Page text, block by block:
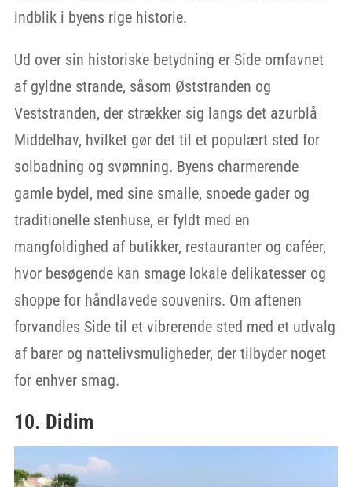
indblik i byens rige historie.
Ud over sin historiske betydning er Side omfavnet
af gyldne strande, såsom Øststranden og
Veststranden, der strækker sig langs det azurblå
Middelhav, hvilket gør det til et populært sted for
solbadning og svømning. Byens charmerende
gamle bydel, med sine smalle, snoede gader og
traditionelle stenhuse, er fyldt med en
mangfoldighed af butikker, restauranter og caféer,
hvor besøgende kan smage lokale delikatesser og
shoppe for håndlavede souvenirs. Om aftenen
forvandles Side til et vibrerende sted med et udvalg
af barer og nattelivsmuligheder, der tilbyder noget
for enhver smag.
10. Didim